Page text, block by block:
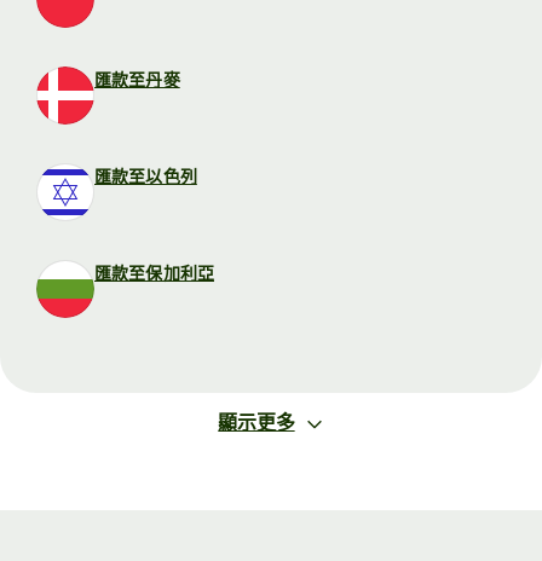
匯款至丹麥
匯款至以色列
匯款至保加利亞
顯示更多